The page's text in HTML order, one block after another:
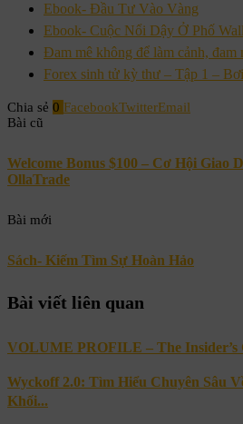
Ebook- Đầu Tư Vào Vàng
Ebook- Cuộc Nổi Dậy Ở Phố
Đam mê không để làm cảnh, đam
Forex sinh tử kỳ thư – Tập 1 –
Chia sẻ 0 FacebookTwitterEmail
Bài cũ
Welcome Bonus $100 – Cơ Hội Giao
OllaTrade
Bài mới
Sách- Kiếm Tìm Sự Hoàn Hảo
Bài viết liên quan
VOLUME PROFILE – The Insider’s
Wyckoff 2.0: Tìm Hiểu Chuyên Sâu
Khối...